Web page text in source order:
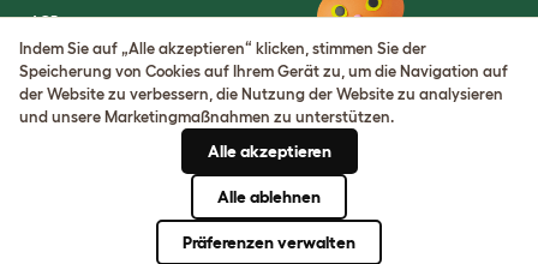
AGB
Datenschutz
Cookie Settings
Sitemap
Handelsregisternummer:
Indem Sie auf „Alle akzeptieren“ klicken, stimmen Sie der
Speicherung von Cookies auf Ihrem Gerät zu, um die Navigation auf
der Website zu verbessern, die Nutzung der Website zu analysieren
und unsere Marketingmaßnahmen zu unterstützen.
Alle akzeptieren
Alle ablehnen
Präferenzen verwalten